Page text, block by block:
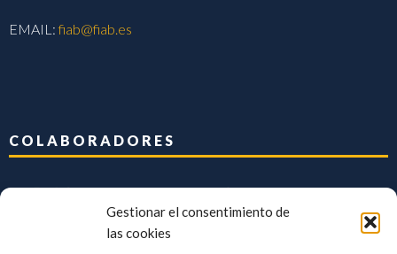
Gestionar el consentimiento de
las cookies
EMAIL:fiab@fiab.es
COLABORADORES